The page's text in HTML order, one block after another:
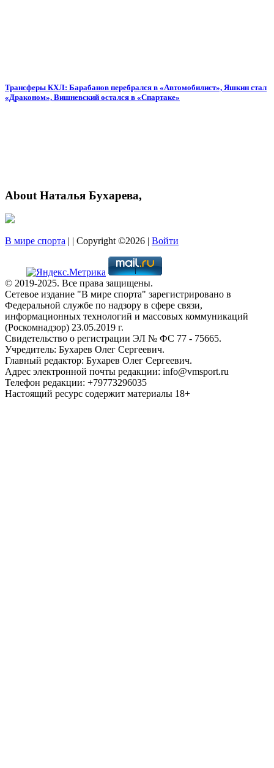
Трансферы КХЛ: Барабанов перебрался в «Автомобилист», Яшкин стал
«Драконом», Вишневский остался в «Спартаке»
About Наталья Бухарева,
В мире спорта | | Copyright ©2026 | Войти
© 2019-2025. Все права защищены.
Сетевое издание "В мире спорта" зарегистрировано в
Федеральной службе по надзору в сфере связи,
информационных технологий и массовых коммуникаций
(Роскомнадзор) 23.05.2019 г.
Свидетельство о регистрации ЭЛ № ФС 77 - 75665.
Учредитель: Бухарев Олег Сергеевич.
Главный редактор: Бухарев Олег Сергеевич.
Адрес электронной почты редакции: info@vmsport.ru
Телефон редакции: +79773296035
Настоящий ресурс содержит материалы 18+